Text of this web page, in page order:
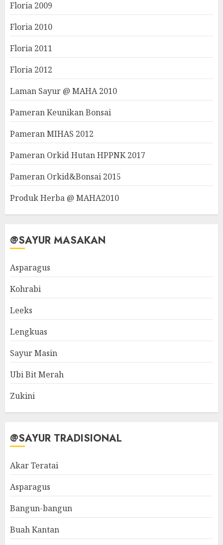
Floria 2009
Floria 2010
Floria 2011
Floria 2012
Laman Sayur @ MAHA 2010
Pameran Keunikan Bonsai
Pameran MIHAS 2012
Pameran Orkid Hutan HPPNK 2017
Pameran Orkid&Bonsai 2015
Produk Herba @ MAHA2010
@SAYUR MASAKAN
Asparagus
Kohrabi
Leeks
Lengkuas
Sayur Masin
Ubi Bit Merah
Zukini
@SAYUR TRADISIONAL
Akar Teratai
Asparagus
Bangun-bangun
Buah Kantan